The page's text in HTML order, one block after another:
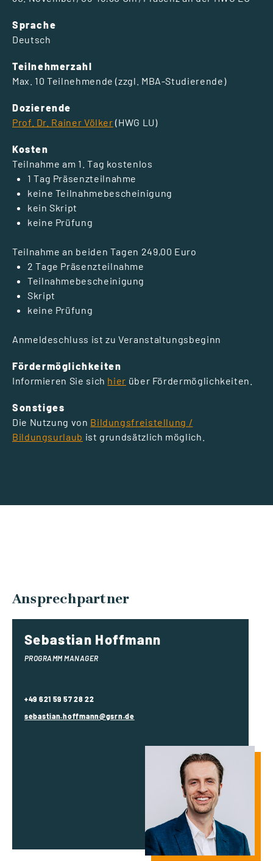
Sprache
Deutsch
Teilnehmerzahl
Max. 10 Teilnehmende (zzgl. MBA-Studierende)
Dozierende
Prof. Dr. Rainer Völker (HWG LU)
Kosten
Teilnahme am 1. Tag kostenlos
1 Tag Präsenzteilnahme
keine Teilnahmebescheinigung
kein Skript
keine Prüfung
Teilnahme an beiden Tagen 249,00 Euro
2 Tage Präsenzteilnahme
Teilnahmebescheinigung
Skript
keine Prüfung
Anmeldeschluss ist zu Veranstaltungsbeginn
Fördermöglichkeiten
Informieren Sie sich hier über Fördermöglichkeiten.
Sonstiges
Die Nutzung von Bildungsfreistellung /
Bildungsurlaub ist grundsätzlich möglich.
Ansprechpartner
Sebastian Hoffmann
PROGRAMM MANAGER
+49 621 59 57 28 22
sebastian.hoffmann@gsrn.de